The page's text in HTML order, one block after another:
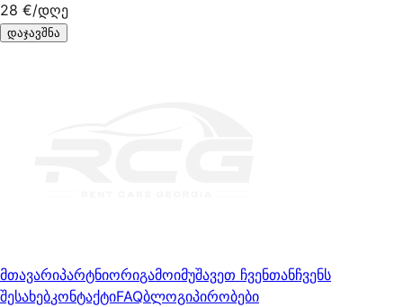
28 €/დღე
დაჯავშნა
მთავარიპარტნიორიგამოიმუშავეთ ჩვენთანჩვენს
შესახებკონტაქტიFAQბლოგიპირობები